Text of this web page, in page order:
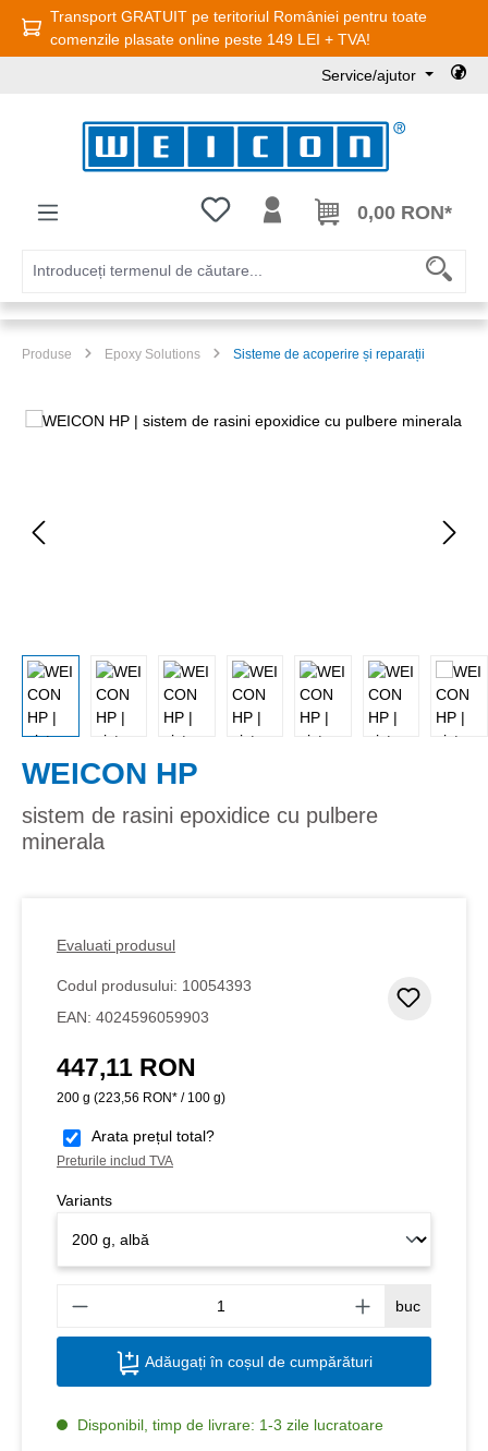
Sari la conținutul principal
Transport GRATUIT pe teritoriul României pentru toate
comenzile plasate online peste 149 LEI + TVA!
Service/ajutor
Aveți 0 articole din lista de dorințe
0,00 RON*
Produse Epoxy Solutions Sisteme de acoperire și reparații
Sari peste galeria de imagini
WEICON HP
sistem de rasini epoxidice cu pulbere
minerala
Evaluati produsul
Codul produsului: 10054393
EAN: 4024596059903
Preț obișnuit:
447,11 RON
200 g (223,56 RON* / 100 g)
Arata prețul total?
Preturile includ TVA
Variants
buc
Adăugați în coșul de cumpărături
Disponibil, timp de livrare: 1-3 zile lucratoare